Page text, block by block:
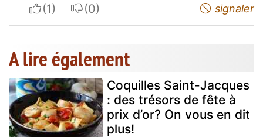
I apreciateI do not appreciate signaler
A lire également
Coquilles Saint-Jacques
: des trésors de fête à
prix d’or? On vous en dit
plus!